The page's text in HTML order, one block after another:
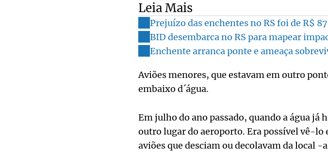
Leia Mais
Prejuízo das enchentes no RS foi de R$
BID desembarca no RS para mapear
Enchente arranca ponte e ameaça
Aviões menores, que estavam em outro
embaixo d´água.
Em julho do ano passado, quando a água já
outro lugar do aeroporto. Era possível vê-lo
aviões que desciam ou decolavam da local